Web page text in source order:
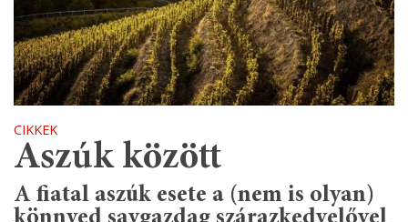
CIKKEK
Aszúk között
A fiatal aszúk esete a (nem is olyan)